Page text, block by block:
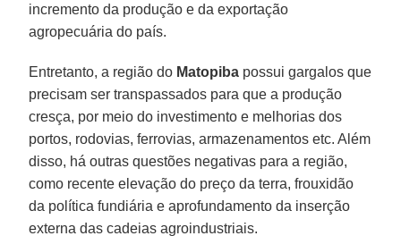
incremento da produção e da exportação
agropecuária do país.
Entretanto, a região do Matopiba possui gargalos que
precisam ser transpassados para que a produção
cresça, por meio do investimento e melhorias dos
portos, rodovias, ferrovias, armazenamentos etc. Além
disso, há outras questões negativas para a região,
como recente elevação do preço da terra, frouxidão
da política fundiária e aprofundamento da inserção
externa das cadeias agroindustriais.